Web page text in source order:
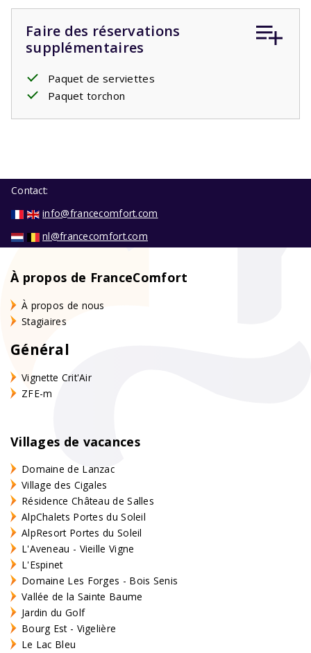
Faire des réservations
supplémentaires
Paquet de serviettes
Paquet torchon
Contact:
info@francecomfort.com
nl@francecomfort.com
À propos de FranceComfort
À propos de nous
Stagiaires
Général
Vignette Crit'Air
ZFE-m
Villages de vacances
Domaine de Lanzac
Village des Cigales
Résidence Château de Salles
AlpChalets Portes du Soleil
AlpResort Portes du Soleil
L'Aveneau - Vieille Vigne
L'Espinet
Domaine Les Forges - Bois Senis
Vallée de la Sainte Baume
Jardin du Golf
Bourg Est - Vigelière
Le Lac Bleu